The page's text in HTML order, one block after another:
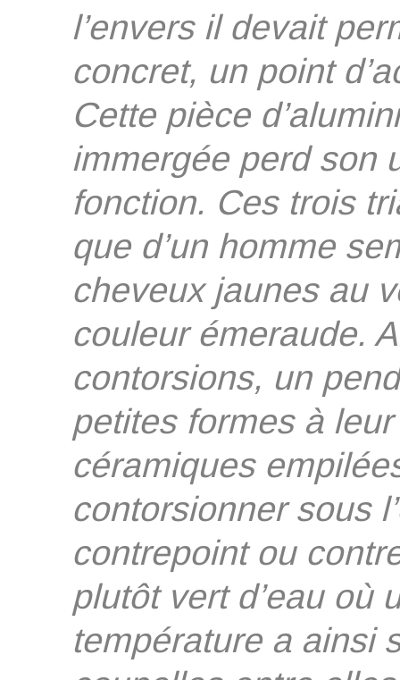
l’envers il devait
concret, un point
Cette pièce
immergée perd son
fonction. Ces trois
que d’un homme
cheveux jaunes au
couleur émeraude.
contorsions, un
petites formes à
céramiques
contorsionner sous
contrepoint ou
plutôt vert d’eau où
température a ainsi